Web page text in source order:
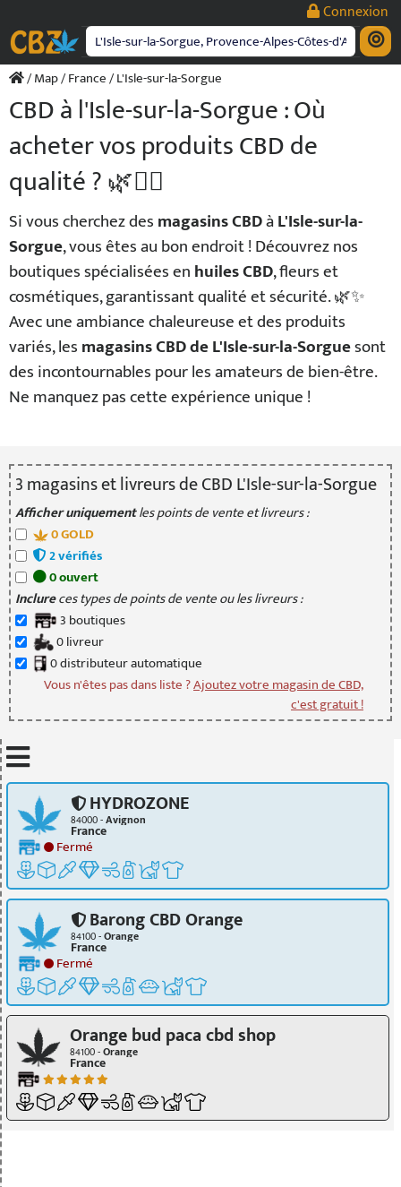
contenu
Connexion
/Map/France/ L'Isle-sur-la-Sorgue
CBD à l'Isle-sur-la-Sorgue : Où
acheter vos produits CBD de
qualité ? 🌿💆‍♂️
Si vous cherchez desmagasins CBDàL'Isle-sur-la-
Sorgue, vous êtes au bon endroit ! Découvrez nos
boutiques spécialisées enhuiles CBD, fleurs et
cosmétiques, garantissant qualité et sécurité. 🌿✨
Avec une ambiance chaleureuse et des produits
variés, lesmagasins CBD de L'Isle-sur-la-Sorguesont
des incontournables pour les amateurs de bien-être.
Ne manquez pas cette expérience unique !
3magasinset livreursde CBD L'Isle-sur-la-Sorgue
Afficher uniquementles points de vente et livreurs :
0GOLD
2vérifiés
0ouvert
Inclureces types de points de vente ou les livreurs :
3 boutiques
0livreur
0distributeurautomatique
Vous n'êtes pas dans liste ?Ajoutez votre magasin de CBD,
c'est gratuit !
HYDROZONE
84000 -Avignon
France
Fermé
Barong CBD Orange
84100 -Orange
France
Fermé
Orange bud paca cbd shop
84100 -Orange
France